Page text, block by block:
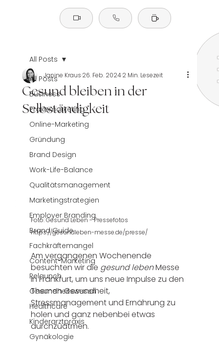
All Posts
Business
Praxismarketing
Online-Marketing
Gründung
Brand Design
Work-Life-Balance
Qualitätsmanagement
Marketingstrategien
Employer Branding
Brand Guide
Fachkräftemangel
Content-Marketing
Relaunch
Gesundheitswesen
Healthcare
Kinderarztpraxis
Gynäkologie
All Posts
Gesund bleiben in der
Selbständigkeit
Janine Kraus26. Feb. 20242 Min. Lesezeit
Foto: Gesund Leben - Pressefotos
https://gesundleben-messe.de/presse/
Am vergangenen Wochenende
besuchten wir die gesund leben Messe
in Frankfurt, um uns neue Impulse zu den
Themen Gesundheit,
Stressmanagement und Ernährung zu
holen und ganz nebenbei etwas
durchzuatmen.